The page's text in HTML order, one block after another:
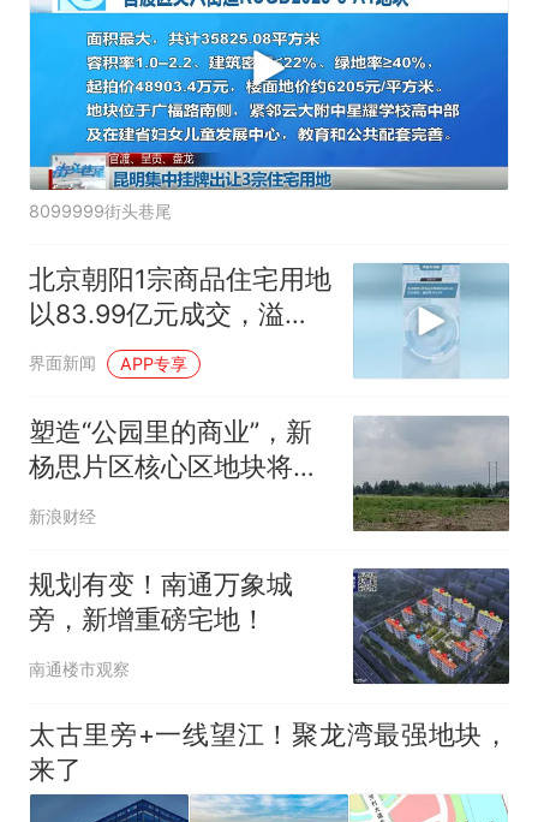
8099999街头巷尾
北京朝阳1宗商品住宅用地
以83.99亿元成交，溢价
率19.13%
界面新闻 APP专享
塑造“公园里的商业”，新
杨思片区核心区地块将从
蓝图变为现实
新浪财经
规划有变！南通万象城
旁，新增重磅宅地！
南通楼市观察
太古里旁+一线望江！聚龙湾最强地块，
来了